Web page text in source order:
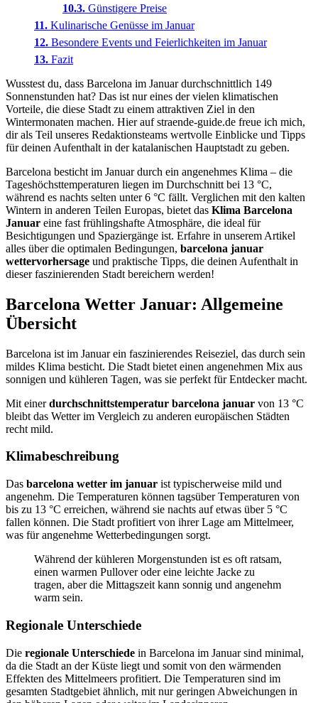
Günstigere Preise
Kulinarische Genüsse im Januar
Besondere Events und Feierlichkeiten im Januar
Fazit
Wusstest du, dass Barcelona im Januar durchschnittlich 149
Sonnenstunden hat? Das ist nur eines der vielen klimatischen
Vorteile, die diese Stadt zu einem attraktiven Ziel in den
Wintermonaten machen. Hier auf straende-guide.de freue ich mich,
dir als Teil unseres Redaktionsteams wertvolle Einblicke und Tipps
für deinen Aufenthalt in der katalanischen Hauptstadt zu geben.
Barcelona besticht im Januar durch ein angenehmes Klima – die
Tageshöchsttemperaturen liegen im Durchschnitt bei 13 °C,
während es nachts selten unter 6 °C fällt. Verglichen mit den kalten
Wintern in anderen Teilen Europas, bietet das Klima Barcelona
Januar eine fast frühlingshafte Atmosphäre, die ideal für
Besichtigungen und Spaziergänge ist. Erfahre in unserem Artikel
alles über die optimalen Bedingungen, barcelona januar
wettervorhersage und praktische Tipps, die deinen Aufenthalt in
dieser faszinierenden Stadt bereichern werden!
Barcelona Wetter Januar: Allgemeine
Übersicht
Barcelona ist im Januar ein faszinierendes Reiseziel, das durch sein
mildes Klima besticht. Die Stadt bietet einen angenehmen Mix aus
sonnigen und kühleren Tagen, was sie perfekt für Entdecker macht.
Mit einerdurchschnittstemperatur barcelona januar von 13 °C
bleibt das Wetter im Vergleich zu anderen europäischen Städten
recht mild.
Klimabeschreibung
Das barcelona wetter im januar ist typischerweise mild und
angenehm. Die Temperaturen können tagsüber Temperaturen von
bis zu 13 °C erreichen, während sie nachts auf etwas über 5 °C
fallen können. Die Stadt profitiert von ihrer Lage am Mittelmeer,
was für angenehme Wetterbedingungen sorgt.
Während der kühleren Morgenstunden ist es oft ratsam,
einen warmen Pullover oder eine leichte Jacke zu
tragen, aber die Mittagszeit kann sonnig und angenehm
warm sein.
Regionale Unterschiede
Die regionale Unterschiede in Barcelona im Januar sind minimal,
da die Stadt an der Küste liegt und somit von den wärmenden
Effekten des Mittelmeers profitiert. Die Temperaturen sind im
gesamten Stadtgebiet ähnlich, mit nur geringen Abweichungen in